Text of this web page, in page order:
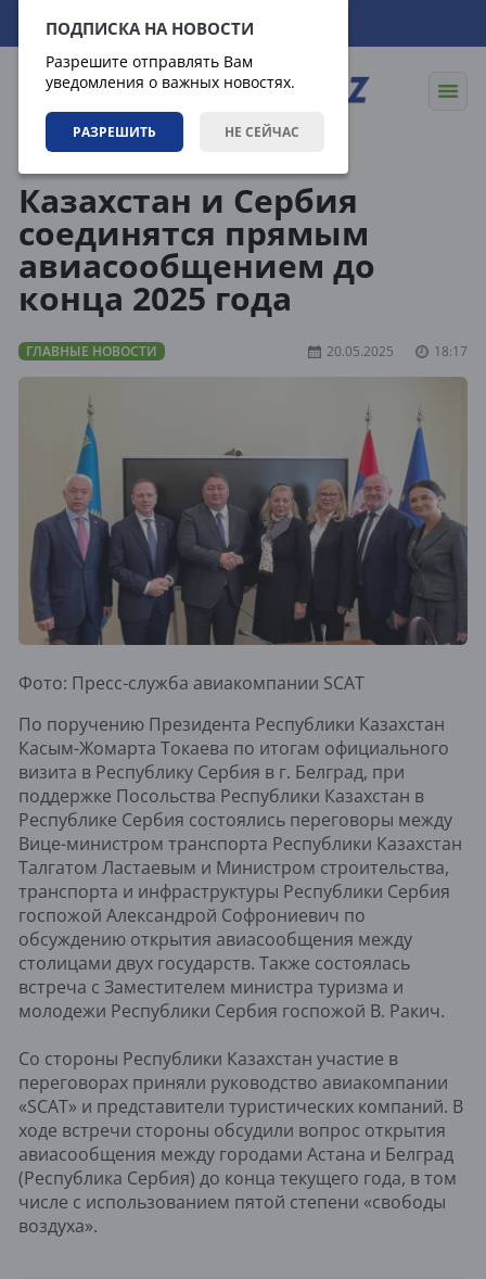
ПОДПИСКА НА НОВОСТИ
Разрешите отправлять Вам
уведомления о важных новостях.
РАЗРЕШИТЬ НЕ СЕЙЧАС
08.08.2026 22:33:13
Казахстан и Сербия
соединятся прямым
авиасообщением до
конца 2025 года
ГЛАВНЫЕ НОВОСТИ 20.05.2025 18:17
Фото: Пресс-служба авиакомпании SCAT
По поручению Президента Республики Казахстан
Касым-Жомарта Токаева по итогам официального
визита в Республику Сербия в г. Белград, при
поддержке Посольства Республики Казахстан в
Республике Сербия состоялись переговоры между
Вице-министром транспорта Республики Казахстан
Талгатом Ластаевым и Министром строительства,
транспорта и инфраструктуры Республики Сербия
госпожой Александрой Софрониевич по
обсуждению открытия авиасообщения между
столицами двух государств. Также состоялась
встреча с Заместителем министра туризма и
молодежи Республики Сербия госпожой В. Ракич.
Со стороны Республики Казахстан участие в
переговорах приняли руководство авиакомпании
«SCAT» и представители туристических компаний. В
ходе встречи стороны обсудили вопрос открытия
авиасообщения между городами Астана и Белград
(Республика Сербия) до конца текущего года, в том
числе с использованием пятой степени «свободы
воздуха».